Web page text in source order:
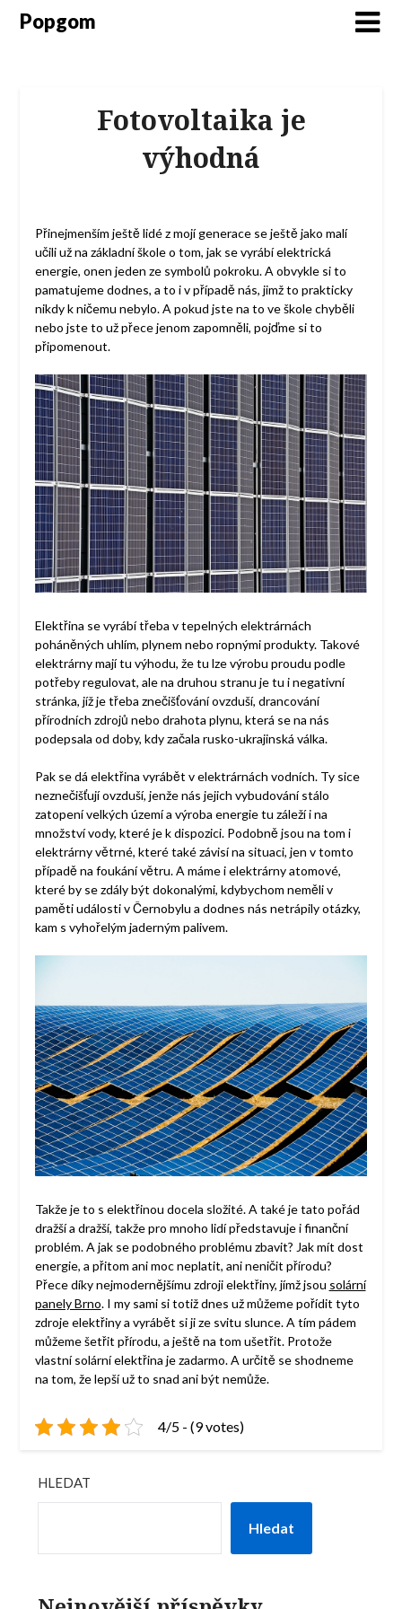
Popgom
Fotovoltaika je
výhodná
Přinejmenším ještě lidé z mojí generace se ještě jako malí
učili už na základní škole o tom, jak se vyrábí elektrická
energie, onen jeden ze symbolů pokroku. A obvykle si to
pamatujeme dodnes, a to i v případě nás, jimž to prakticky
nikdy k ničemu nebylo. A pokud jste na to ve škole chyběli
nebo jste to už přece jenom zapomněli, pojďme si to
připomenout.
Elektřina se vyrábí třeba v tepelných elektrárnách
poháněných uhlím, plynem nebo ropnými produkty. Takové
elektrárny mají tu výhodu, že tu lze výrobu proudu podle
potřeby regulovat, ale na druhou stranu je tu i negativní
stránka, jíž je třeba znečišťování ovzduší, drancování
přírodních zdrojů nebo drahota plynu, která se na nás
podepsala od doby, kdy začala rusko-ukrajinská válka.
Pak se dá elektřina vyrábět v elektrárnách vodních. Ty sice
neznečišťují ovzduší, jenže nás jejich vybudování stálo
zatopení velkých území a výroba energie tu záleží i na
množství vody, které je k dispozici. Podobně jsou na tom i
elektrárny větrné, které také závisí na situaci, jen v tomto
případě na foukání větru. A máme i elektrárny atomové,
které by se zdály být dokonalými, kdybychom neměli v
paměti události v Černobylu a dodnes nás netrápily otázky,
kam s vyhořelým jaderným palivem.
Takže je to s elektřinou docela složité. A také je tato pořád
dražší a dražší, takže pro mnoho lidí představuje i finanční
problém. A jak se podobného problému zbavit? Jak mít dost
energie, a přitom ani moc neplatit, ani neničit přírodu?
Přece díky nejmodernějšímu zdroji elektřiny, jímž jsou solární
panely Brno. I my sami si totiž dnes už můžeme pořídit tyto
zdroje elektřiny a vyrábět si ji ze svitu slunce. A tím pádem
můžeme šetřit přírodu, a ještě na tom ušetřit. Protože
vlastní solární elektřina je zadarmo. A určitě se shodneme
na tom, že lepší už to snad ani být nemůže.
4/5 - (9 votes)
HLEDAT
Hledat